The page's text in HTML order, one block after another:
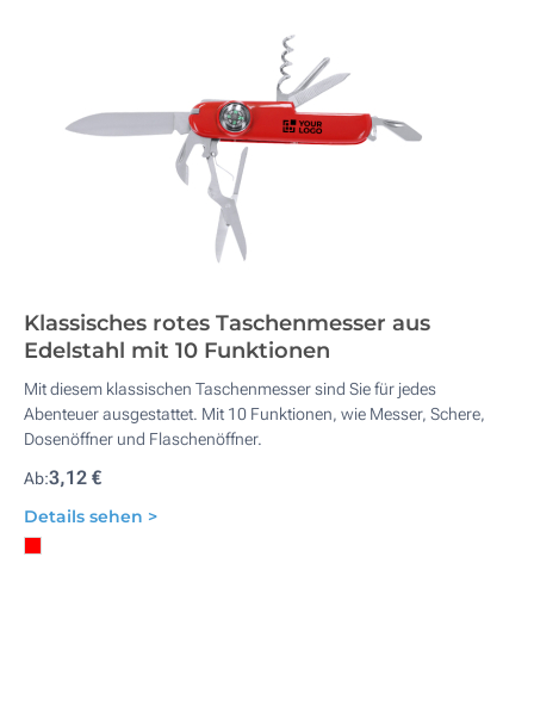
Klassisches rotes Taschenmesser aus
Edelstahl mit 10 Funktionen
Mit diesem klassischen Taschenmesser sind Sie für jedes
Abenteuer ausgestattet. Mit 10 Funktionen, wie Messer, Schere,
Dosenöffner und Flaschenöffner.
Ab:3,12 €
Details sehen >